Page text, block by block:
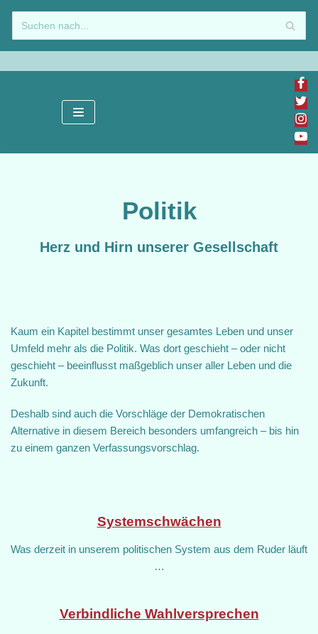
Zum
Inhalt
springen
Politik
Herz und Hirn unserer Gesellschaft
Kaum ein Kapitel bestimmt unser gesamtes Leben und unser
Umfeld mehr als die Politik. Was dort geschieht – oder nicht
geschieht – beeinflusst maßgeblich unser aller Leben und die
Zukunft.
Deshalb sind auch die Vorschläge der Demokratischen
Alternative in diesem Bereich besonders umfangreich – bis hin
zu einem ganzen Verfassungsvorschlag.
Systemschwächen
Was derzeit in unserem politischen System aus dem Ruder läuft
…
Verbindliche Wahlversprechen